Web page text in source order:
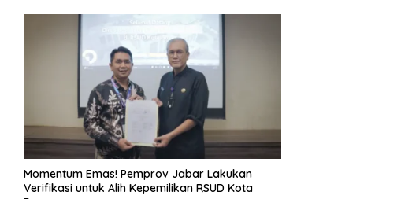
Momentum Emas! Pemprov Jabar Lakukan
Verifikasi untuk Alih Kepemilikan RSUD Kota